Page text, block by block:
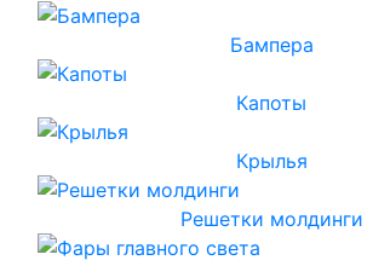
Бампера
Капоты
Крылья
Решетки молдинги